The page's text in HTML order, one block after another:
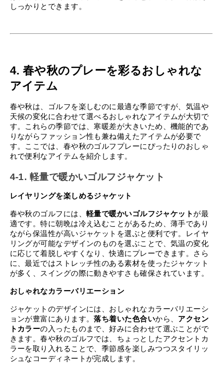
しっかりとできます。
4. 春や秋のプレーを彩るおしゃれな
アイテム
春や秋は、ゴルフを楽しむのに最適な季節ですが、気温や
天候の変化に合わせて選べるおしゃれなアイテムが大切で
す。これらの季節では、寒暖差が大きいため、機能的であ
りながらファッション性も兼ね備えたアイテムが必要で
す。ここでは、春や秋のゴルフプレーにぴったりのおしゃ
れで便利なアイテムを紹介します。
4-1. 軽量で暖かいゴルフジャケット
レイヤリングを楽しめるジャケット
春や秋のゴルフには、 軽量で暖かいゴルフジャケット が最
適です。特に朝晩は冷え込むことがあるため、薄手であり
ながら保温性が高いジャケットを選ぶと便利です。レイヤ
リングが可能なデザインのものを選ぶことで、気温の変化
に応じて着脱しやすくなり、快適にプレーできます。さら
に、最近ではストレッチ性のある素材を使ったジャケット
が多く、スイングの際に動きやすさも確保されています。
おしゃれなカラーバリエーション
ジャケットのデザインには、おしゃれなカラーバリエーシ
ョンが豊富にあります。落ち着いた色合いから、 アクセン
トカラーの入ったものまで、好みに合わせて選ぶことがで
きます。春や秋のゴルフでは、ちょっとしたアクセントカ
ラーを取り入れることで、季節感を楽しみつつスタイリッ
シュなコーディネートが完成します。